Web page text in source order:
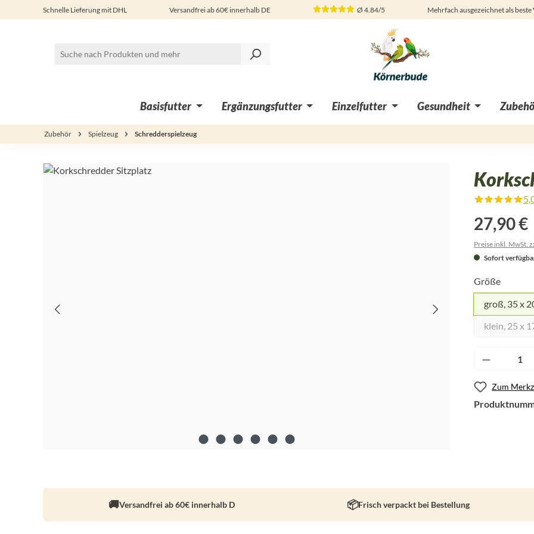
Hauptinhalt springen
Zur Suche springen
Zur Hauptnavigation springen
Schnelle Lieferung mit DHL Versandfrei ab 60€ innerhalb DE Ø 4.84/5 Mehrfach ausgezeichnet als
Basisfutter Ergänzungsfutter Einzelfutter Gesundheit
Zubehör Spielzeug Schredderspielzeug
Bildergalerie überspringen
27,90 €
Preise inkl. MwSt.
Sofort
Größe
groß, 35 x
klein, 25 x
Produkt
Zum
Versandfrei ab 60€ innerhalb D Frisch verpackt bei Bestellung